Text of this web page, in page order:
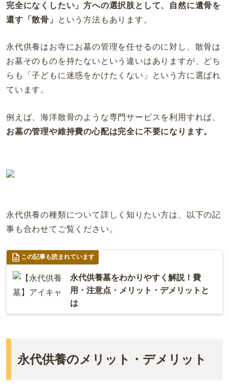
完全になくしたい」方への選択肢として、自然に遺骨を
還す「散骨」
という方法もあります。
永代供養はお寺にお墓の管理を任せるのに対し、散骨は
お墓そのものを持たないという違いはありますが、どち
らも「子どもに迷惑をかけたくない」という方に選ばれ
ています。
例えば、海洋散骨のような専門サービスを利用すれば、
お墓の管理や維持費の心配は完全に不要になります。
永代供養の種類について詳しく知りたい方は、以下の記
事も合わせてご覧ください。
この記事も読まれています
永代供養墓をわかりやすく解説！費
用・注意点・メリット・デメリットと
は
永代供養のメリット・デメリット